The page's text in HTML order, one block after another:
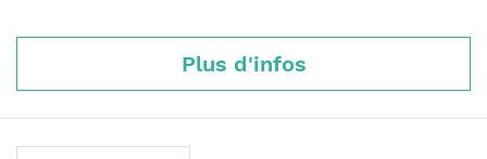
Plus d'infos